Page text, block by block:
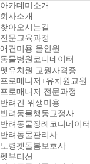
아카데미소개
회사소개
찾아오시는길
전문교육과정
애견미용 올인원
동물병원코디네이터
펫유치원 교원자격증
프로매니저+유치원교원
프로매니저 전문과정
반려견 위생미용
반려동물행동교정사
반려동물장례코디네이터
반려동물관리사
노령펫돌봄보호사
펫뷰티션